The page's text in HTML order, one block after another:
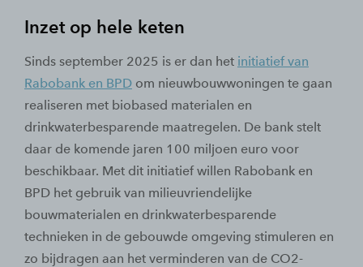
Inzet op hele keten
Sinds september 2025 is er dan het initiatief van
Rabobank en BPD om nieuwbouwwoningen te gaan
realiseren met biobased materialen en
drinkwaterbesparende maatregelen. De bank stelt
daar de komende jaren 100 miljoen euro voor
beschikbaar. Met dit initiatief willen Rabobank en
BPD het gebruik van milieuvriendelijke
bouwmaterialen en drinkwaterbesparende
technieken in de gebouwde omgeving stimuleren en
zo bijdragen aan het verminderen van de CO2-